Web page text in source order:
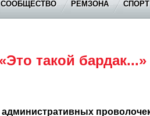
СООБЩЕСТВО РЕМЗОНА СПОРТ
такой бардак...»